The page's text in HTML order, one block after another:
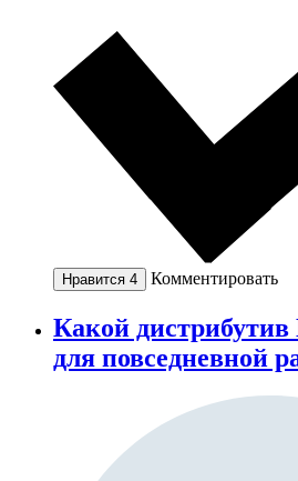
Нравится 4 Комментировать
Какой
для повседневной